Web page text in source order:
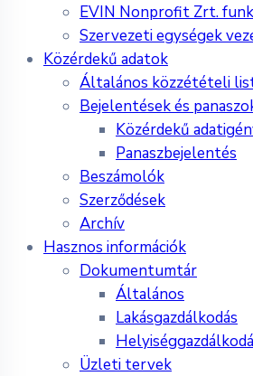
EVIN Nonprofit Zrt.
Szervezeti egységek
Közérdekű adatok
Általános közzétételi
Bejelentések és
Közérdekű
Panaszbejelentés
Beszámolók
Szerződések
Archív
Hasznos információk
Dokumentumtár
Általános
Lakásgazdálkodás
Üzleti tervek